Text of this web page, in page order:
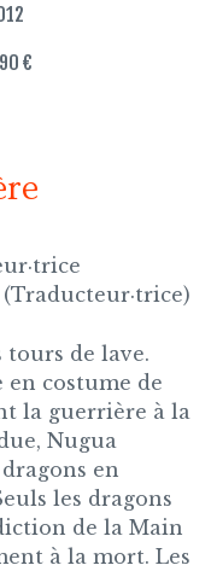
€
(Traducteur·trice)
tours de lave.
en costume de
la guerrière à la
Nugua
en
les dragons
de la Main
à la mort. Les